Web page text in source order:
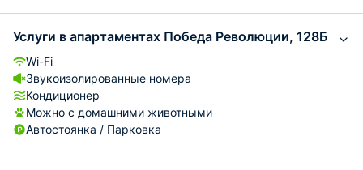
Услуги в апартаментах Победа Революции, 128Б
Wi-Fi
Звукоизолированные номера
Кондиционер
Можно с домашними животными
Автостоянка / Парковка